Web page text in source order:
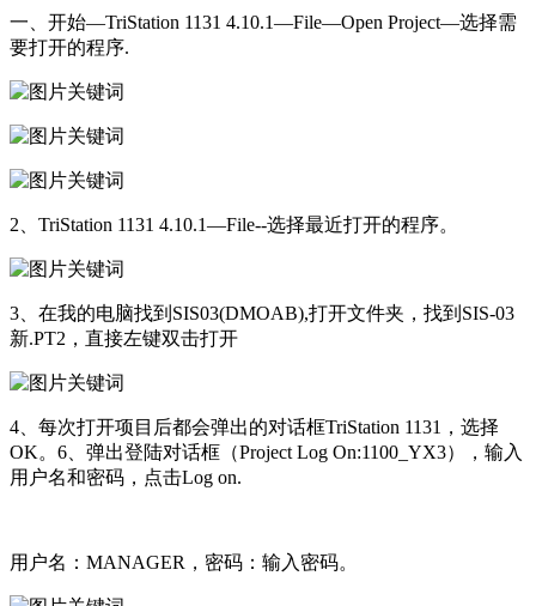
一、开始—TriStation 1131 4.10.1—File—Open Project—选择需
要打开的程序.
2、TriStation 1131 4.10.1—File--选择最近打开的程序。
3、在我的电脑找到SIS03(DMOAB),打开文件夹，找到SIS-03
新.PT2，直接左键双击打开
4、每次打开项目后都会弹出的对话框TriStation 1131，选择
OK。6、弹出登陆对话框（Project Log On:1100_YX3），输入
用户名和密码，点击Log on.
用户名：MANAGER，密码：输入密码。